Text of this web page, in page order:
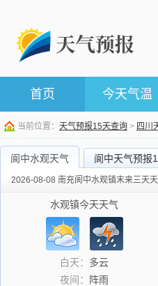
首页 今天气温
当前位置： 天气预报15天查询 > 四川
阆中水观天气 阆中天气预报
2026-08-08 南充阆中水观镇末来三天
水观镇今天天气
白天： 多云
夜间：
阵雨